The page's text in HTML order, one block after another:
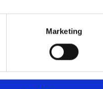
Marketing